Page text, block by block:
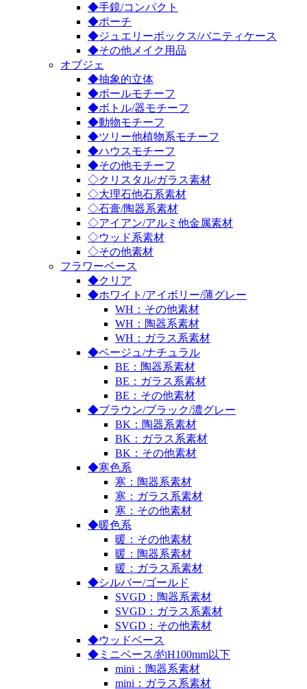
◆手鏡/コンパクト
◆ポーチ
◆ジュエリーボックス/バニティケース
◆その他メイク用品
オブジェ
◆抽象的立体
◆ボールモチーフ
◆ボトル/器モチーフ
◆動物モチーフ
◆ツリー他植物系モチーフ
◆ハウスモチーフ
◆その他モチーフ
◇クリスタル/ガラス素材
◇大理石他石系素材
◇石膏/陶器系素材
◇アイアン/アルミ他金属素材
◇ウッド系素材
◇その他素材
フラワーベース
◆クリア
◆ホワイト/アイボリー/薄グレー
WH：その他素材
WH：陶器系素材
WH：ガラス系素材
◆ベージュ/ナチュラル
BE：陶器系素材
BE：ガラス系素材
BE：その他素材
◆ブラウン/ブラック/濃グレー
BK：陶器系素材
BK：ガラス系素材
BK：その他素材
◆寒色系
寒：陶器系素材
寒：ガラス系素材
寒：その他素材
◆暖色系
暖：その他素材
暖：陶器系素材
暖：ガラス系素材
◆シルバー/ゴールド
SVGD：陶器系素材
SVGD：ガラス系素材
SVGD：その他素材
◆ウッドベース
◆ミニベース/約H100mm以下
mini：陶器系素材
mini：ガラス系素材